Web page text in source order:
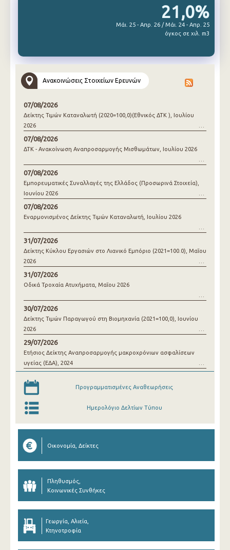
21,0%
Μάι. 25 - Απρ. 26 / Μάι. 24 - Απρ. 25
όγκος σε χιλ. m3
Ανακοινώσεις Στοιχείων Ερευνών
07/08/2026
Δείκτης Τιμών Καταναλωτή (2020=100,0)(Εθνικός ΔΤΚ ), Ιουλίου
2026
07/08/2026
ΔΤΚ - Ανακοίνωση Αναπροσαρμογής Μισθωμάτων, Ιουλίου 2026
07/08/2026
Εμπορευματικές Συναλλαγές της Ελλάδος (Προσωρινά Στοιχεία),
Ιουνίου 2026
07/08/2026
Εναρμονισμένος Δείκτης Τιμών Καταναλωτή, Ιουλίου 2026
31/07/2026
Δείκτης Κύκλου Εργασιών στο Λιανικό Εμπόριο (2021=100.0), Μαΐου
2026
31/07/2026
Οδικά Τροχαία Ατυχήματα, Μαΐου 2026
30/07/2026
Δείκτης Τιμών Παραγωγού στη Βιομηχανία (2021=100,0), Ιουνίου
2026
29/07/2026
Ετήσιος Δείκτης Αναπροσαρμογής μακροχρόνιων ασφαλίσεων
υγείας (ΕΔΑ), 2024
Προγραμματισμένες Αναθεωρήσεις
Ημερολόγιο Δελτίων Τύπου
Οικονομία, Δείκτες
Πληθυσμός,
Κοινωνικές Συνθήκες
Γεωργία, Αλιεία,
Κτηνοτροφία